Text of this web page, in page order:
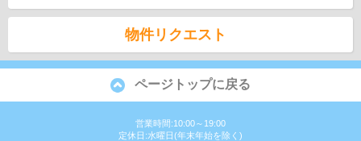
物件リクエスト
ページトップに戻る
営業時間:10:00～19:00
定休日:水曜日(年末年始を除く)